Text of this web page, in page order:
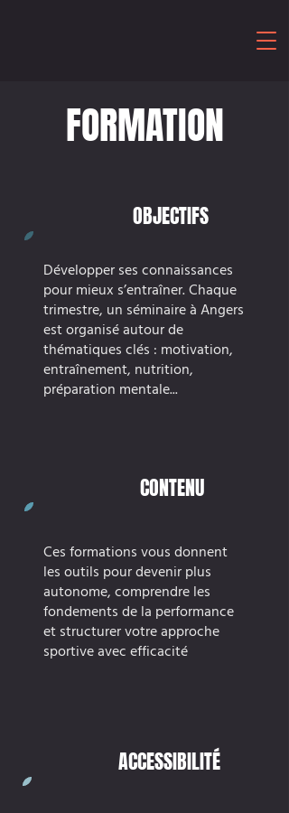
FORMATION
OBJECTIFS
Développer ses connaissances
pour mieux s’entraîner. Chaque
trimestre, un séminaire à Angers
est organisé autour de
thématiques clés : motivation,
entraînement, nutrition,
préparation mentale...
CONTENU
Ces formations vous donnent
les outils pour devenir plus
autonome, comprendre les
fondements de la performance
et structurer votre approche
sportive avec efficacité
ACCESSIBILITÉ